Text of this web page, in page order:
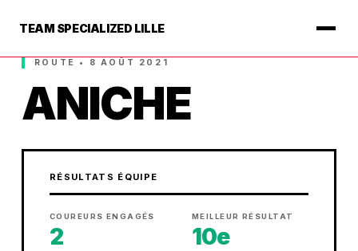
TEAM SPECIALIZED LILLE
ROUTE • 8 AOÛT 2021
ANICHE
RÉSULTATS ÉQUIPE
COUREURS ENGAGÉS
2
MEILLEUR RÉSULTAT
10e